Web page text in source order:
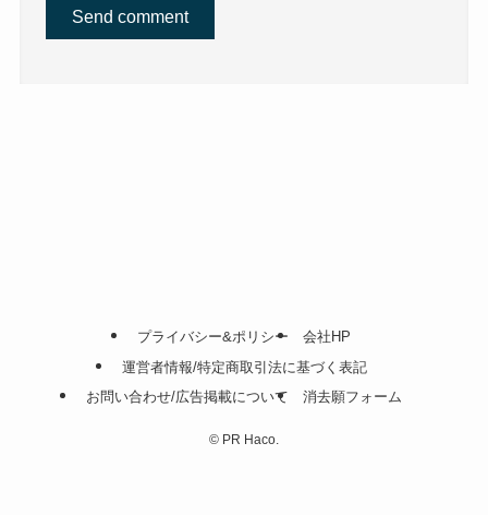
プライバシー&ポリシー
会社HP
運営者情報/特定商取引法に基づく表記
お問い合わせ/広告掲載について
消去願フォーム
© PR Haco.